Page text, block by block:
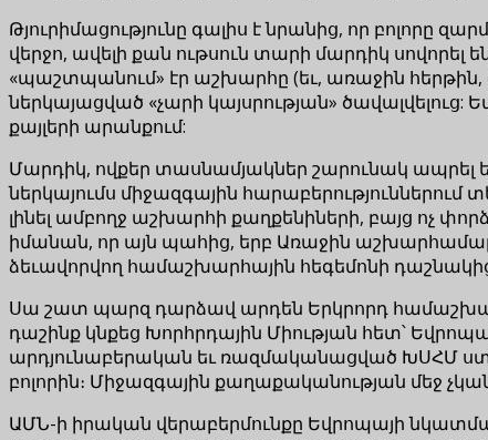
Թյուրիմացությունը գալիս է նրանից, որ բոլորը
վերջո, ավելի քան ութսուն տարի մարդիկ
«պաշտպանում» էր աշխարհը (եւ, առաջին
ներկայացված «չարի կայսրության»
քայլերի արանքում:
Մարդիկ, ովքեր տասնամյակներ շարունակ
ներկայումս միջազգային հարաբերություններում
լինել ամբողջ աշխարհի քաղքենիների, բայց ոչ
իմանան, որ այն պահից, երբ Առաջին
ձեւավորվող համաշխարհային հեգեմոնի դաշնակիցը
Սա շատ պարզ դարձավ արդեն Երկրորդ
դաշինք կնքեց Խորհրդային Միության հետ՝
արդյունաբերական եւ ռազմականացված ԽՍՀՄ
բոլորին։ Միջազգային քաղաքականության մեջ
ԱՄՆ-ի իրական վերաբերմունքը Եվրոպայի